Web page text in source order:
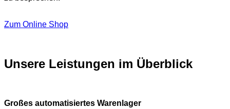
Zum Online Shop
Unsere Leistungen im Überblick
Großes automatisiertes Warenlager